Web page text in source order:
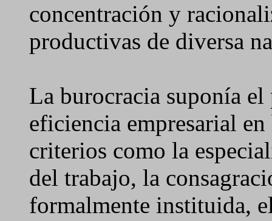
concentración y
productivas de diversa
La burocracia suponía
eficiencia empresarial
criterios como la
del trabajo, la
formalmente instituida,